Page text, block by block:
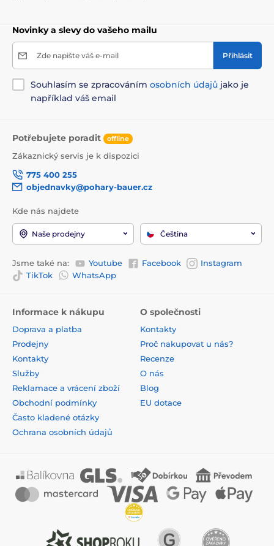
Novinky a slevy do vašeho mailu
Zde napište váš e-mail Přihlásit
Souhlasím se zpracováním osobních údajů jako je
například váš email
Potřebujete poradit offline
Zákaznický servis je k dispozici
775 400 255
objednavky@pohary-bauer.cz
Kde nás najdete
Naše prodejny Čeština
Jsme také na: Youtube Facebook
Instagram
TikTok
WhatsApp
Informace k nákupu
Doprava a platba
Prodejny
Kontakty
Služby
Reklamace a vrácení zboží
Obchodní podmínky
Často kladené otázky
Ochrana osobních údajů
O společnosti
Kontakty
Proč nakupovat u nás?
Recenze
O nás
Blog
EU dotace